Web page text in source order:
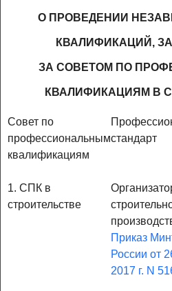
О ПРОВЕДЕНИИ
КВАЛИФИКАЦИЙ,
ЗА СОВЕТОМ ПО
КВАЛИФИКАЦИЯМ В
Совет по
профессиональным
квалификациям
стандарт
1. СПК в
строительстве
Приказ
России от
2017 г. N